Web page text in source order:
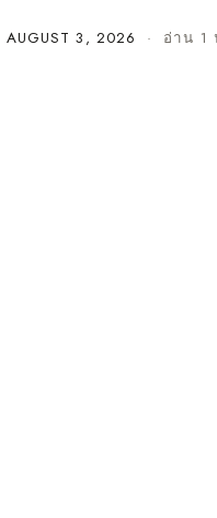
AUGUST 3, 2026 · อ่าน 1